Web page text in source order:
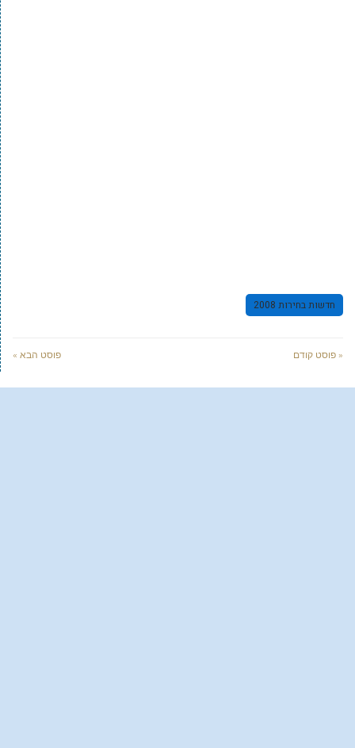
חדשות בחירות 2008
« פוסט קודם פוסט הבא »